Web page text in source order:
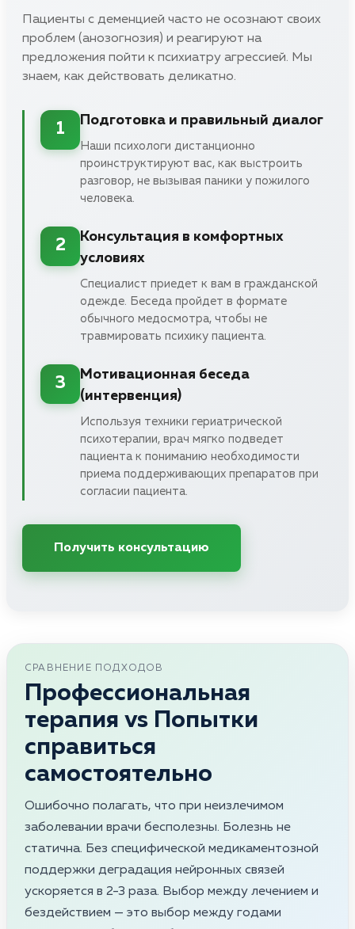
Пациенты с деменцией часто не осознают своих
проблем (анозогнозия) и реагируют на
предложения пойти к психиатру агрессией. Мы
знаем, как действовать деликатно.
1
Подготовка и правильный диалог
Наши психологи дистанционно
проинструктируют вас, как выстроить
разговор, не вызывая паники у пожилого
человека.
2
Консультация в комфортных
условиях
Специалист приедет к вам в гражданской
одежде. Беседа пройдет в формате
обычного медосмотра, чтобы не
травмировать психику пациента.
3
Мотивационная беседа
(интервенция)
Используя техники гериатрической
психотерапии, врач мягко подведет
пациента к пониманию необходимости
приема поддерживающих препаратов при
согласии пациента.
Получить консультацию
СРАВНЕНИЕ ПОДХОДОВ
Профессиональная
терапия vs Попытки
справиться
самостоятельно
Ошибочно полагать, что при неизлечимом
заболевании врачи бесполезны. Болезнь не
статична. Без специфической медикаментозной
поддержки деградация нейронных связей
ускоряется в 2-3 раза. Выбор между лечением и
бездействием — это выбор между годами